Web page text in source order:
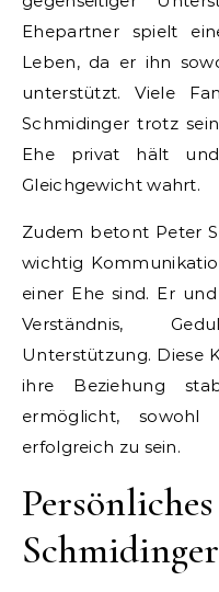
Ehepartner spielt
Leben, da er ihn
unterstützt. Viele
Schmidinger trotz
Ehe privat hält
Gleichgewicht wahrt.
Zudem betont Peter
wichtig
einer Ehe sind. Er
Verständnis,
Unterstützung. Diese
ihre Beziehung
ermöglicht,
erfolgreich zu sein.
Schmidinger